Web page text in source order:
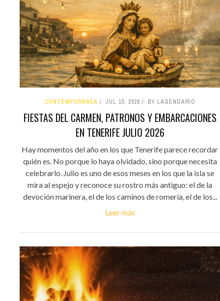
CONTEMPORÁNEA JUL 15, 2026 BY LAGENDARIO
FIESTAS DEL CARMEN, PATRONOS Y EMBARCACIONES
EN TENERIFE JULIO 2026
Hay momentos del año en los que Tenerife parece recordar
quién es. No porque lo haya olvidado, sino porque necesita
celebrarlo. Julio es uno de esos meses en los que la isla se
mira al espejo y reconoce su rostro más antiguo: el de la
devoción marinera, el de los caminos de romería, el de los...
Leer más